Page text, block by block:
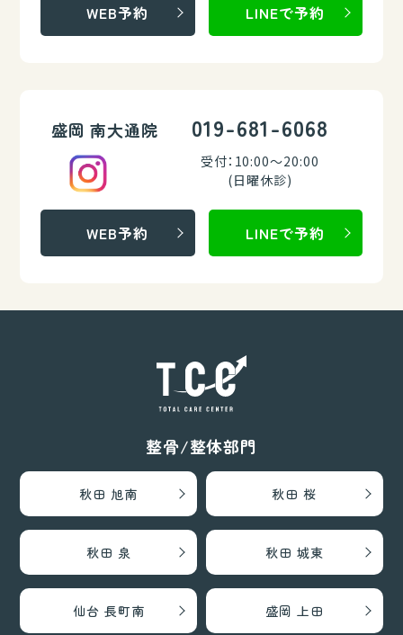
WEB予約 LINEで予約
盛岡 南大通院 019-681-6068
受付：10:00～20:00
(日曜休診)
WEB予約 LINEで予約
整骨/整体部門
秋田 旭南 秋田 桜
秋田 泉 秋田 城東
仙台 長町南 盛岡 上田